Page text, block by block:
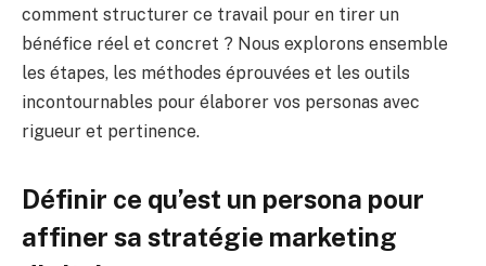
comment structurer ce travail pour en tirer un
bénéfice réel et concret ? Nous explorons ensemble
les étapes, les méthodes éprouvées et les outils
incontournables pour élaborer vos personas avec
rigueur et pertinence.
Définir ce qu’est un persona pour
affiner sa stratégie marketing